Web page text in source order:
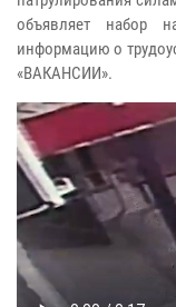
объявляет набор
информацию о
«ВАКАНСИИ».